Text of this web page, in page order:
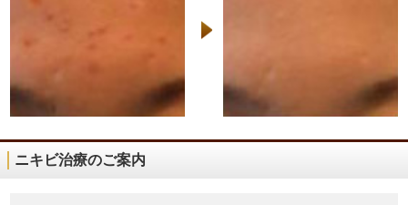
ニキビ治療のご案内